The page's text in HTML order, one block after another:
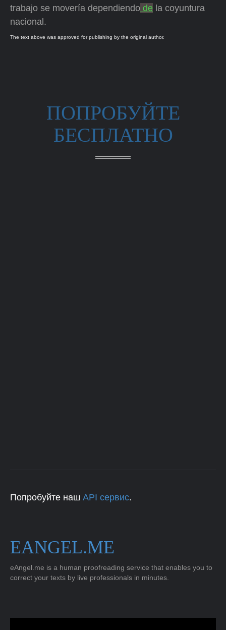
trabajo se movería dependiendo de la coyuntura
nacional.
The text above was approved for publishing by the original author.
ПОПРОБУЙТЕ
БЕСПЛАТНО
Попробуйте наш API сервис.
EANGEL.ME
eAngel.me is a human proofreading service that enables you to
correct your texts by live professionals in minutes.